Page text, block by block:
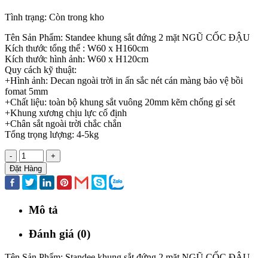
Tình trạng: Còn trong kho
Tên Sản Phẩm: Standee khung sắt đứng 2 mặt NGŨ CỐC ĐẬU
Kích thước tổng thể : W60 x H160cm
Kích thước hình ảnh: W60 x H120cm
Quy cách kỹ thuật:
+Hình ảnh: Decan ngoài trời in ấn sắc nét cán màng bảo vệ bồi
fomat 5mm
+Chất liệu: toàn bộ khung sắt vuông 20mm kẽm chống gỉ sét
+Khung xương chịu lực cố định
+Chân sắt ngoài trời chắc chắn
Tổng trọng lượng: 4-5kg
-
+
Đặt Hàng
Mô tả
Đánh giá (0)